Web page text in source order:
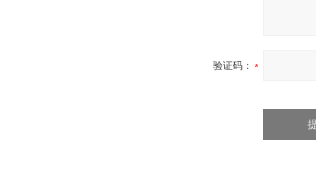
验证码：